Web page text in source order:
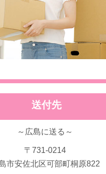
送付先
～広島に送る～
〒731-0214
市安佐北区可部町桐原822